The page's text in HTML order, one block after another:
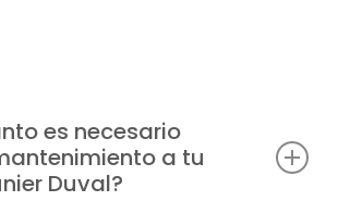
es necesario
a tu
Duval?